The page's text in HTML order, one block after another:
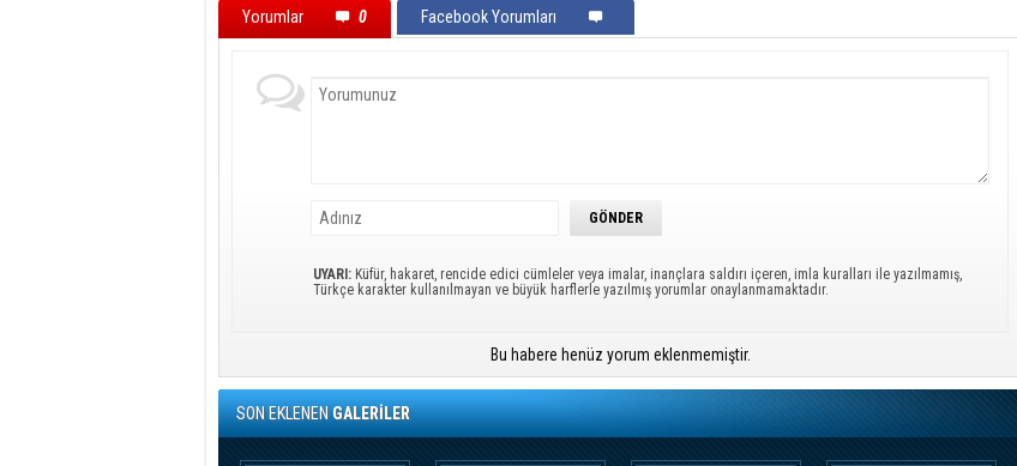
Yorumlar 0 Facebook Yorumları
UYARI: Küfür, hakaret, rencide edici cümleler veya imalar, inançlara saldırı içeren, imla kuralları ile yazılmamış,
Türkçe karakter kullanılmayan ve büyük harflerle yazılmış yorumlar onaylanmamaktadır.
Bu habere henüz yorum eklenmemiştir.
SON EKLENENGALERİLER